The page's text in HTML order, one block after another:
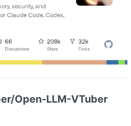
Open-LLM-VTuber